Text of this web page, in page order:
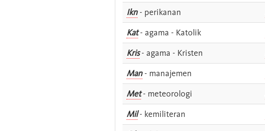
Ikn- perikanan
Kat- agama - Katolik
Kris- agama - Kristen
Man- manajemen
Met- meteorologi
Mil- kemiliteran